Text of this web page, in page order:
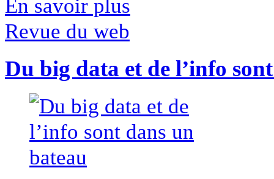
En savoir plus
Revue du web
Du big data et de l’info